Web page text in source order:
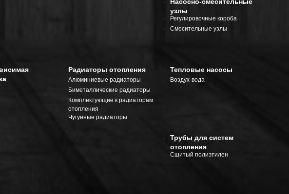
узлы
Регулировочные короба
Смесительные узлы
Радиаторы отопления
Алюминиевые радиаторы
Биметаллические радиаторы
Комплектующие к радиаторам
отопления
Чугунные радиаторы
Тепловые насосы
Воздух-вода
Трубы для систем
отопления
Сшитый полиэтилен